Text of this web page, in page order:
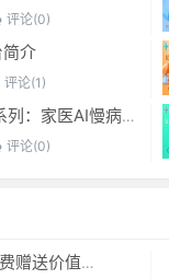
评论(0)
介
评论(1)
金桔子1.0产品系列：家医AI慢病管理项目全国招募区域合伙人，低投入，高回报，长收益
评论(0)
门店系统一套（含硬件）